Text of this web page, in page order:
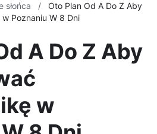
słońca /
Oto Plan Od A Do Z Aby
Poznaniu W 8 Dni
A Do Z Aby
w